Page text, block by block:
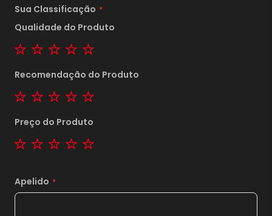
Sua Classificação
Qualidade do Produto
1 star2 stars3 stars4 stars
Recomendação do Produto
1 star2 stars3 stars4 stars
Preço do Produto
1 star2 stars3 stars4 stars
Apelido